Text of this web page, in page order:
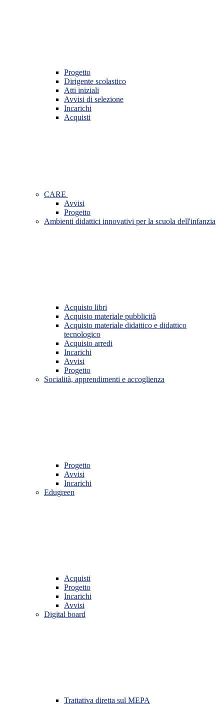
Progetto
Dirigente scolastico
Atti iniziali
Avvisi di selezione
Incarichi
Acquisti
CARE
Avvisi
Progetto
Ambienti didattici innovativi per la scuola dell'infanzia
Acquisto libri
Acquisto materiale pubblicità
Acquisto materiale didattico e didattico
tecnologico
Acquisto arredi
Incarichi
Avvisi
Progetto
Socialità, apprendimenti e accoglienza
Progetto
Avvisi
Incarichi
Edugreen
Acquisti
Progetto
Incarichi
Avvisi
Digital board
Trattativa diretta sul MEPA